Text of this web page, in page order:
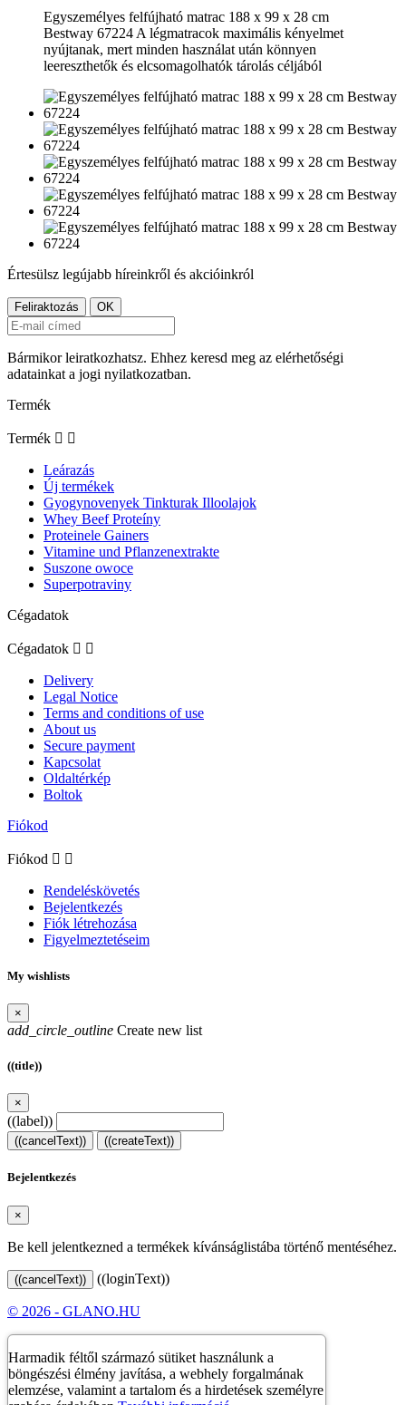
Egyszemélyes felfújható matrac 188 x 99 x 28 cm
Bestway 67224 A légmatracok maximális kényelmet
nyújtanak, mert minden használat után könnyen
leereszthetők és elcsomagolhatók tárolás céljából
Értesülsz legújabb híreinkről és akcióinkról
Bármikor leiratkozhatsz. Ehhez keresd meg az elérhetőségi
adatainkat a jogi nyilatkozatban.
Termék
Termék  
Leárazás
Új termékek
Gyogynovenyek Tinkturak Illoolajok
Whey Beef Proteíny
Proteinele Gainers
Vitamine und Pflanzenextrakte
Suszone owoce
Superpotraviny
Cégadatok
Cégadatok  
Delivery
Legal Notice
Terms and conditions of use
About us
Secure payment
Kapcsolat
Oldaltérkép
Boltok
Fiókod
Fiókod  
Rendeléskövetés
Bejelentkezés
Fiók létrehozása
Figyelmeztetéseim
My wishlists
×
add_circle_outline Create new list
((title))
×
((label))
((cancelText)) ((createText))
Bejelentkezés
×
Be kell jelentkezned a termékek kívánságlistába történő mentéséhez.
((cancelText)) ((loginText))
© 2026 - GLANO.HU
Harmadik féltől származó sütiket használunk a
böngészési élmény javítása, a webhely forgalmának
elemzése, valamint a tartalom és a hirdetések személyre